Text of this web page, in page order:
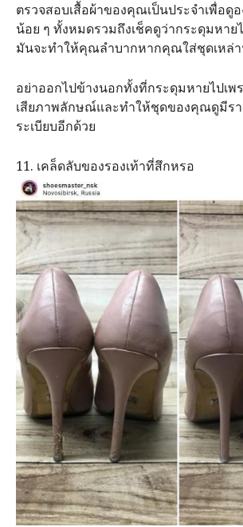
ตรวจสอบเสื้อผ้าของคุณเป็นประจำเพื่อดู
น้อย ๆ ทั้งหมดรวมถึงเช็คดูว่ากระดุมหาย
มันจะทำให้คุณลำบากหากคุณใส่ชุดเหล่
อย่าออกไปข้างนอกทั้งที่กระดุมหายไปเ
เสียภาพลักษณ์และทำให้ชุดของคุณดูมีรา
ระเบียบอีกด้วย
11. เคล็ดลับของรองเท้าที่สึกหรอ